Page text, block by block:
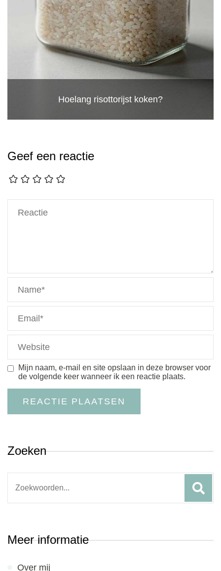
Hoelang risottorijst koken?
Geef een reactie
Mijn naam, e-mail en site opslaan in deze browser voor
de volgende keer wanneer ik een reactie plaats.
Zoeken
Meer informatie
Over mij